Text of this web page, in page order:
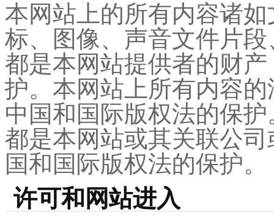
本网站上的所有内容诸
标、图像、声音文件片
都是本网站提供者的财
护。本网站上所有内容
中国和国际版权法的保
都是本网站或其关联公
国和国际版权法的保护。
许可和网站进入